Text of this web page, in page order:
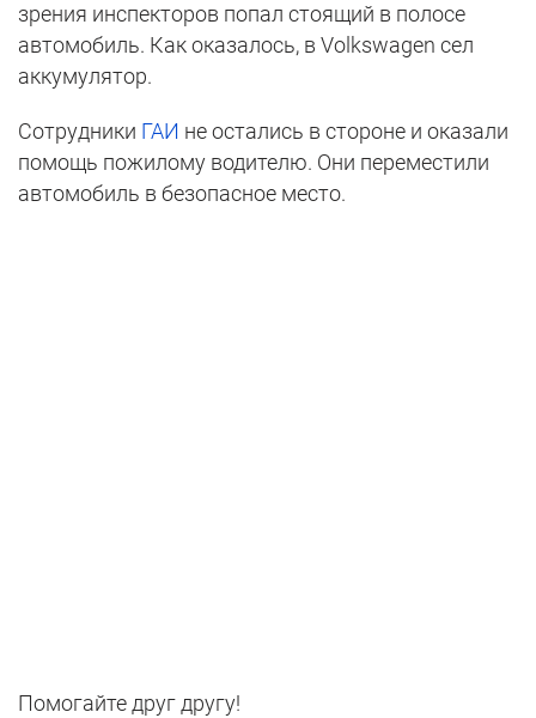
зрения инспекторов попал стоящий в полосе
автомобиль. Как оказалось, в Volkswagen сел
аккумулятор.
Сотрудники ГАИ не остались в стороне и оказали
помощь пожилому водителю. Они переместили
автомобиль в безопасное место.
Помогайте друг другу!